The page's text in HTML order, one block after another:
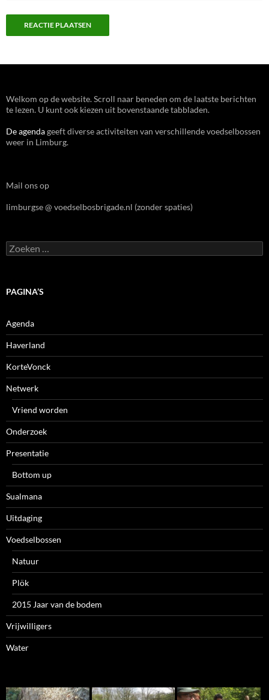
Welkom op de website. Scroll naar beneden om de laatste berichten
te lezen. U kunt ook kiezen uit bovenstaande tabbladen.
De agendageeft diverse activiteiten van verschillende voedselbossen
weer in Limburg.
Mail ons op
limburgse @ voedselbosbrigade.nl (zonder spaties)
Zoeken
naar:
PAGINA’S
Agenda
Haverland
KorteVonck
Netwerk
Vriend worden
Onderzoek
Presentatie
Bottom up
Sualmana
Uitdaging
Voedselbossen
Natuur
Plök
2015 Jaar van de bodem
Vrijwilligers
Water